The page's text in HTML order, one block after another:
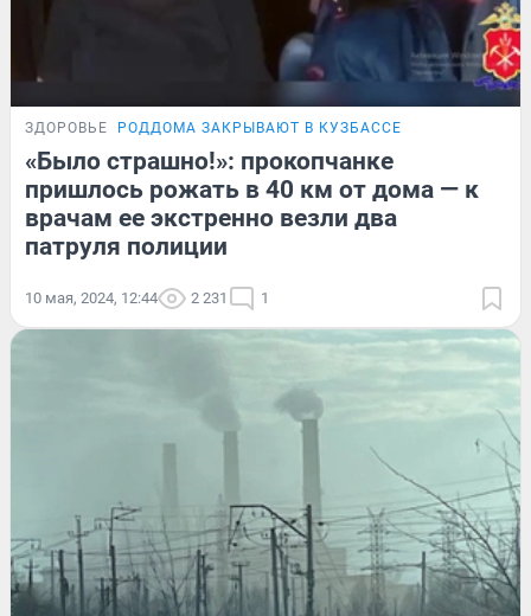
ЗДОРОВЬЕ РОДДОМА ЗАКРЫВАЮТ В КУЗБАССЕ
«Было страшно!»: прокопчанке
пришлось рожать в 40 км от дома — к
врачам ее экстренно везли два
патруля полиции
10 мая, 2024, 12:44 2 231 1